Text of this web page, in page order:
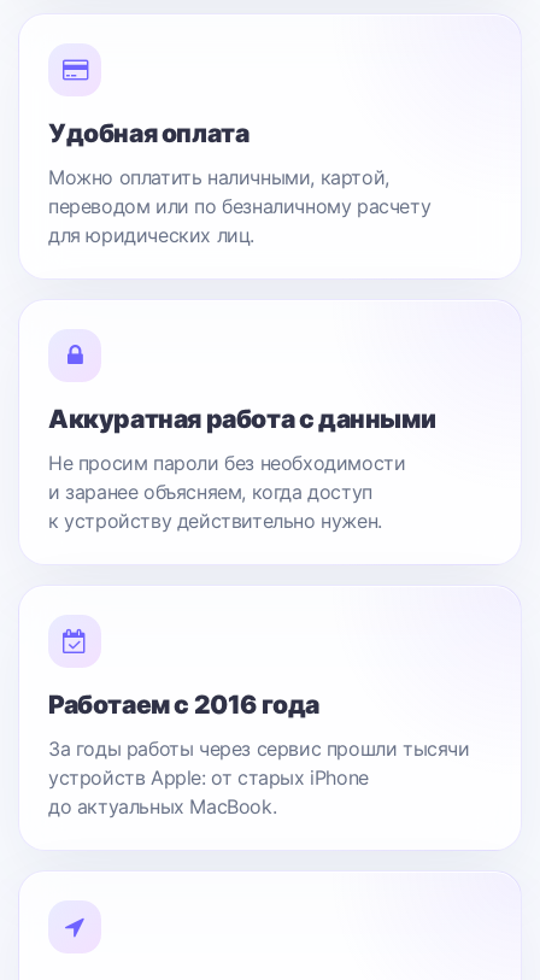
Удобная оплата
Можно оплатить наличными, картой,
переводом или по безналичному расчету
для юридических лиц.
Аккуратная работа с данными
Не просим пароли без необходимости
и заранее объясняем, когда доступ
к устройству действительно нужен.
Работаем с 2016 года
За годы работы через сервис прошли тысячи
устройств Apple: от старых iPhone
до актуальных MacBook.